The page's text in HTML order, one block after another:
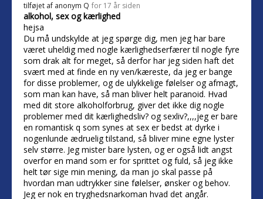
tilføjet af anonym Q for 17 år siden
alkohol, sex og kærlighed
hejsa
Du må undskylde at jeg spørge dig, men jeg har bare
været uheldig med nogle kærlighedserfærer til nogle fyre
som drak alt for meget, så derfor har jeg siden haft det
svært med at finde en ny ven/kæreste, da jeg er bange
for disse problemer, og de ulykkelige følelser og afmagt,
som man kan have, så man bliver helt paranoid. Hvad
med dit store alkoholforbrug, giver det ikke dig nogle
problemer med dit kærlighedsliv? og sexliv?,,,,jeg er bare
en romantisk q som synes at sex er bedst at dyrke i
nogenlunde ædruelig tilstand, så bliver mine egne lyster
selv større. Jeg mister bare lysten, og er også lidt angst
overfor en mand som er for sprittet og fuld, så jeg ikke
helt tør sige min mening, da man jo skal passe på
hvordan man udtrykker sine følelser, ønsker og behov.
Jeg er nok en tryghedsnarkoman hvad det angår.